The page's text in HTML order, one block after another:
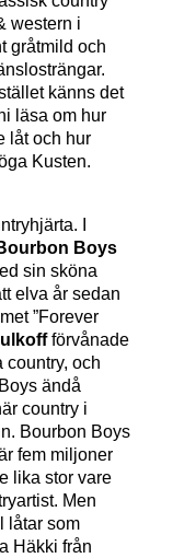
western i
gråtmild och
känns det
läsa om hur
låt och hur
Kusten.
I
Boys
sin sköna
elva år sedan
”Forever
förvånade
country, och
ändå
country i
Bourbon Boys
fem miljoner
lika stor vare
Men
låtar som
Häkki från